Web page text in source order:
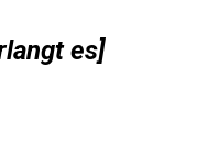
es]